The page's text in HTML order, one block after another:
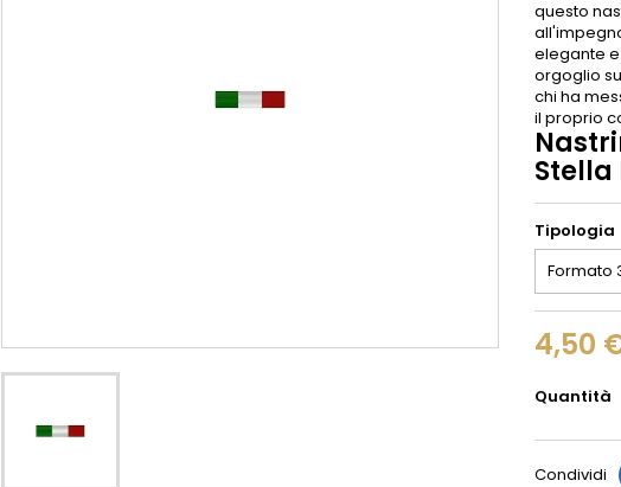
questo
elegante
orgoglio
chi ha
il proprio
Stella
Tipologia
4,50
Quantità
Condividi